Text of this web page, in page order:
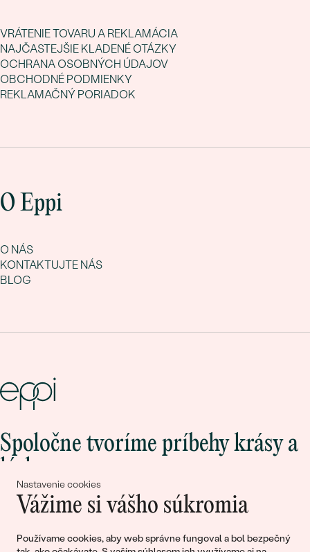
Nastavenie cookies
Vážime si vášho súkromia
Používame cookies, aby web správne fungoval a bol bezpečný
VRÁTENIE TOVARU A REKLAMÁCIA
NAJČASTEJŠIE KLADENÉ OTÁZKY
OCHRANA OSOBNÝCH ÚDAJOV
OBCHODNÉ PODMIENKY
REKLAMAČNÝ PORIADOK
O Eppi
O NÁS
KONTAKTUJTE NÁS
BLOG
Spoločne tvoríme príbehy krásy a
lásky
Pripojte sa k nám!